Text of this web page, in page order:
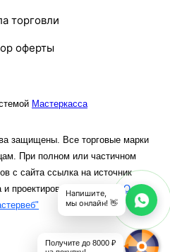
торговли
оферты
Мастеркасса
защищены. Все торговые марки
При полном или частичном
с сайта ссылка на источник
проектирование сайта
ООО
Напишите,
мы онлайн! 👋
Получите до 8000 ₽